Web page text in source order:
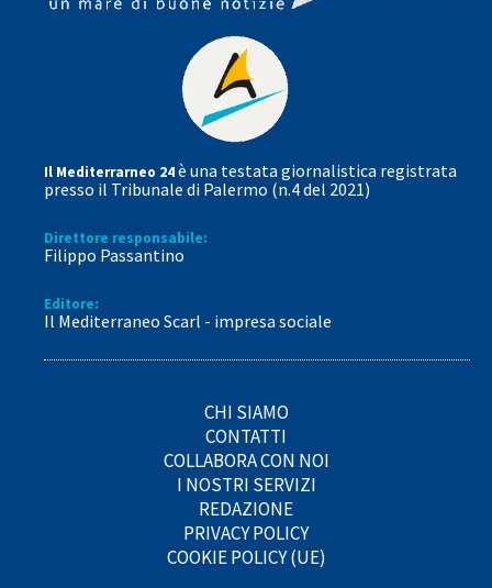
Il Mediterrarneo 24è una testata giornalistica registrata
presso il Tribunale di Palermo (n.4 del 2021)
Direttore responsabile:
Filippo Passantino
Editore:
Il Mediterraneo Scarl - impresa sociale
CHI SIAMO
CONTATTI
COLLABORA CON NOI
I NOSTRI SERVIZI
REDAZIONE
PRIVACY POLICY
COOKIE POLICY (UE)